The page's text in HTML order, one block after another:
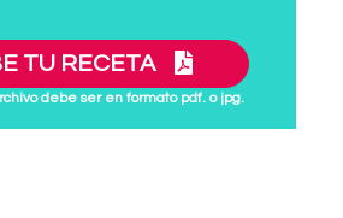
TU RECETA
debe ser en formato pdf. o jpg.